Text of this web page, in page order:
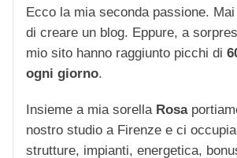
Ecco la mia seconda passione.
di creare un blog. Eppure, a
mio sito hanno raggiunto picchi di
ogni giorno.
Insieme a mia sorella Rosa
nostro studio a Firenze e ci
strutture, impianti, energetica,